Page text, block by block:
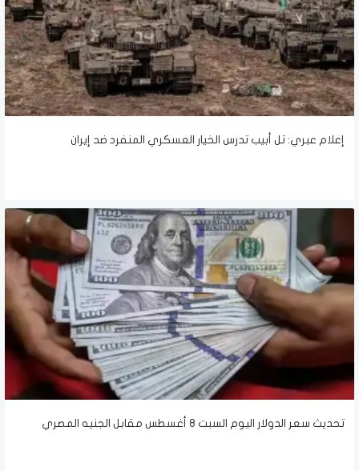
إعلام عبري: تل أبيب تدرس الخيار العسكري المنفرد ضد إيران
تحديث سعر الدولار اليوم السبت 8 أغسطس مقابل الجنيه المصري